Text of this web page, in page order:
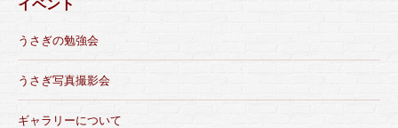
イベント
うさぎの勉強会
うさぎ写真撮影会
ギャラリーについて